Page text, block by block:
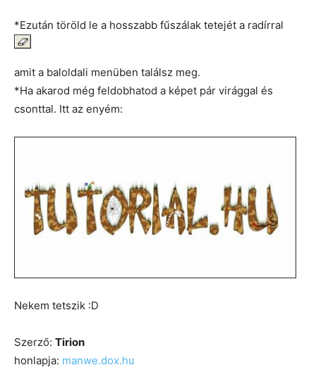
*Ezután töröld le a hosszabb fűszálak tetejét a radírral
amit a baloldali menüben találsz meg.
*Ha akarod még feldobhatod a képet pár virággal és
csonttal. Itt az enyém:
Nekem tetszik :D
Szerző: Tirion
honlapja: manwe.dox.hu